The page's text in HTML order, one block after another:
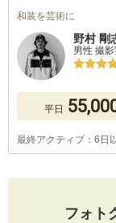
和装を芸術に
野村 剛
男性 撮
平日
最終アクティブ：6日
フォト